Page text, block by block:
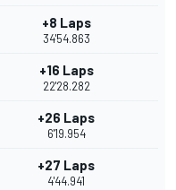
+8 Laps
34'54.863
+16 Laps
22'28.282
+26 Laps
6'19.954
+27 Laps
4'44.941